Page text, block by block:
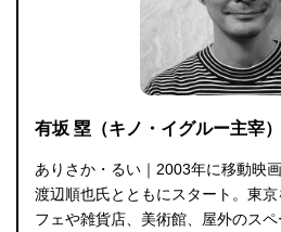
有坂 塁（キノ・イグルー主宰）
ありさか・るい｜2003年に移動映
渡辺順也氏とともにスタート。東
フェや雑貨店、美術館、屋外のス